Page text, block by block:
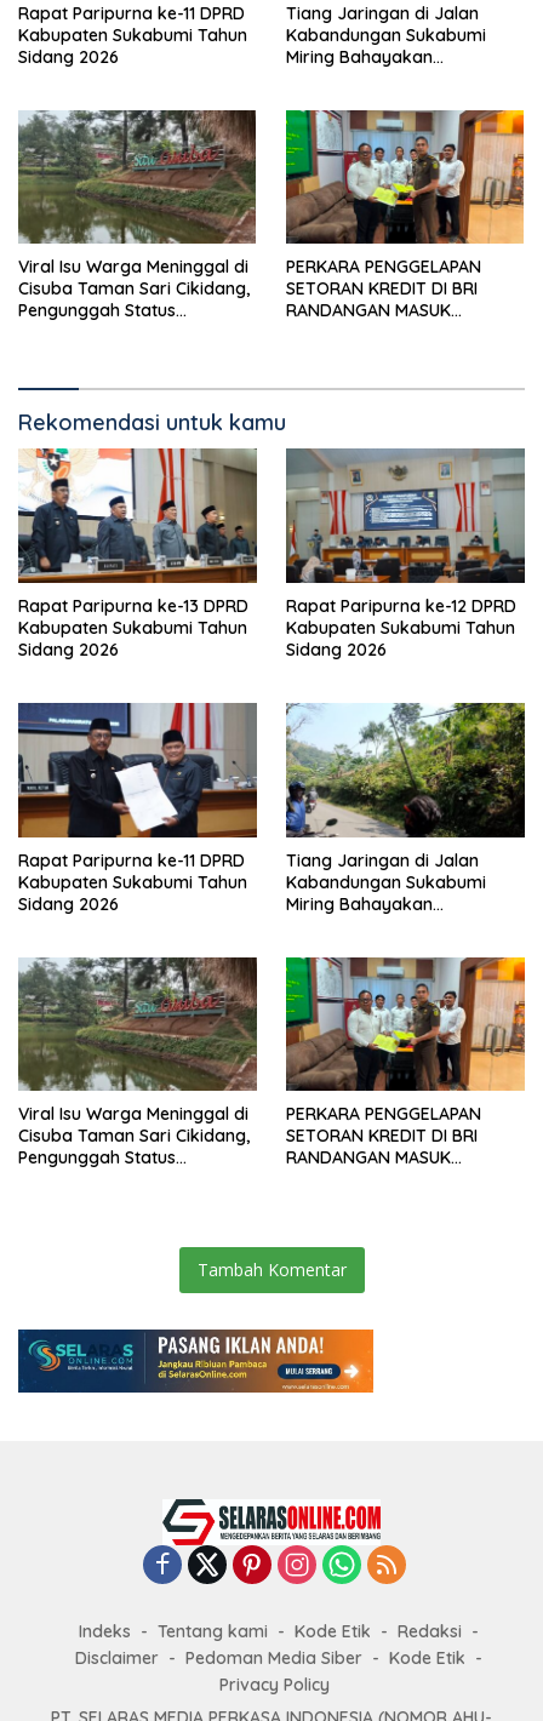
Rapat Paripurna ke-11 DPRD
Kabupaten Sukabumi Tahun
Sidang 2026
Tiang Jaringan di Jalan
Kabandungan Sukabumi
Miring Bahayakan
Viral Isu Warga Meninggal di
Cisuba Taman Sari Cikidang,
Pengunggah Status
PERKARA PENGGELAPAN
SETORAN KREDIT DI BRI
RANDANGAN MASUK
Rekomendasi untuk kamu
Rapat Paripurna ke-13 DPRD
Kabupaten Sukabumi Tahun
Sidang 2026
Rapat Paripurna ke-12 DPRD
Kabupaten Sukabumi Tahun
Sidang 2026
Rapat Paripurna ke-11 DPRD
Kabupaten Sukabumi Tahun
Sidang 2026
Tiang Jaringan di Jalan
Kabandungan Sukabumi
Miring Bahayakan
Viral Isu Warga Meninggal di
Cisuba Taman Sari Cikidang,
Pengunggah Status
PERKARA PENGGELAPAN
SETORAN KREDIT DI BRI
RANDANGAN MASUK
Tambah Komentar
Indeks Tentang kami Kode Etik
Redaksi
Disclaimer
Pedoman Media Siber
Kode Etik
Privacy Policy